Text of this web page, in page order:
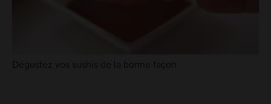
Dégustez vos sushis de la bonne façon